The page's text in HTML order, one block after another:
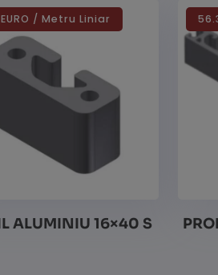
/ Metru Liniar
ALUMINIU 16×40 S